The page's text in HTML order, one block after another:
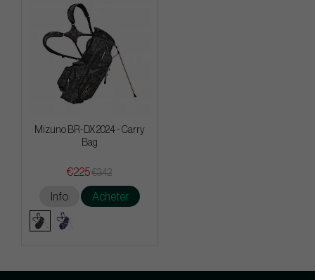
Mizuno BR-DX 2024 - Carry
Bag
€225€342
Info Acheter